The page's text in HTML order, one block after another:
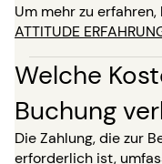
Um mehr zu
ATTITUDE
Welche
Buchung
Die Zahlung, die zur
erforderlich ist,